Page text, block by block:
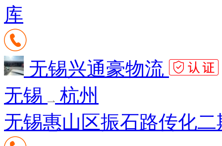
库
无锡兴通豪物流
无锡
杭州
无锡惠山区振石路传化